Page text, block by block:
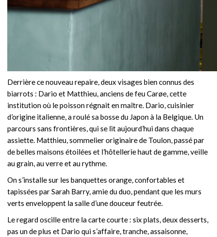
Derrière ce nouveau repaire, deux visages bien connus des
biarrots : Dario et Matthieu, anciens de feu Carøe, cette
institution où le poisson régnait en maître. Dario, cuisinier
d’origine italienne, a roulé sa bosse du Japon à la Belgique. Un
parcours sans frontières, qui se lit aujourd’hui dans chaque
assiette. Matthieu, sommelier originaire de Toulon, passé par
de belles maisons étoilées et l’hôtellerie haut de gamme, veille
au grain, au verre et au rythme.
On s’installe sur les banquettes orange, confortables et
tapissées par Sarah Barry, amie du duo, pendant que les murs
verts enveloppent la salle d’une douceur feutrée.
Le regard oscille entre la carte courte : six plats, deux desserts,
pas un de plus et Dario qui s’affaire, tranche, assaisonne,